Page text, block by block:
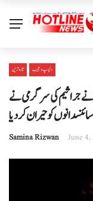
تازہ ترین دلچسپ و عجیب
جراثیم کی سرگرمی نے
سائنسدانوں کو حیران کر دیا
Samina Rizwan June